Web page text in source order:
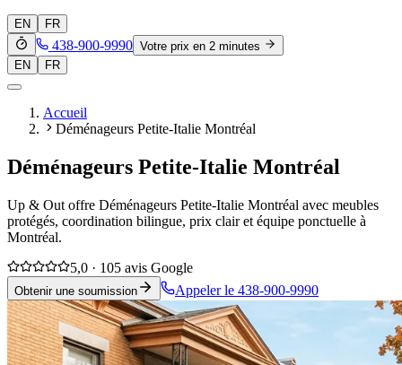
EN FR
438-900-9990 Votre prix en 2 minutes
EN
FR
Accueil
Déménageurs Petite-Italie Montréal
Déménageurs Petite-Italie Montréal
Up & Out offre Déménageurs Petite-Italie Montréal avec meubles
protégés, coordination bilingue, prix clair et équipe ponctuelle à
Montréal.
5,0 · 105 avis Google
Obtenir une soumission Appeler le 438-900-9990